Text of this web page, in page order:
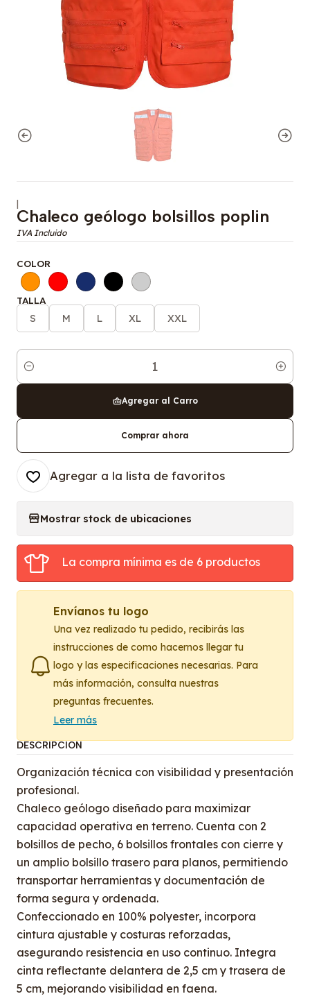
|
Chaleco geólogo bolsillos poplin
COLOR
TALLA
S M L XL XXL
Cantidad
Agregar al Carro
Comprar ahora
Agregar a la lista de favoritos
Mostrar stock de ubicaciones
La compra mínima es de 6 productos
Envíanos tu logo
Una vez realizado tu pedido, recibirás las
instrucciones de como hacernos llegar tu
logo y las especificaciones necesarias. Para
más información, consulta nuestras
preguntas frecuentes.
Leer más
DESCRIPCIÓN
Organización técnica con visibilidad y presentación
profesional.
Chaleco geólogo diseñado para maximizar
capacidad operativa en terreno. Cuenta con 2
bolsillos de pecho, 6 bolsillos frontales con cierre y
un amplio bolsillo trasero para planos, permitiendo
transportar herramientas y documentación de
forma segura y ordenada.
Confeccionado en 100% polyester, incorpora
cintura ajustable y costuras reforzadas,
asegurando resistencia en uso continuo. Integra
cinta reflectante delantera de 2,5 cm y trasera de
5 cm, mejorando visibilidad en faena.